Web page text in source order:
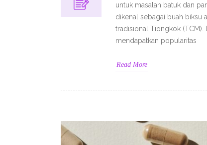
untuk masalah batuk dan
dikenal sebagai buah biksu
tradisional Tiongkok (TCM).
mendapatkan popularitas
Read More